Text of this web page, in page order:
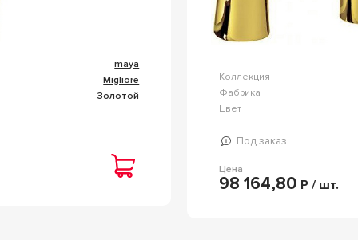
maya
Migliore
Золотой
Коллекция
Фабрика
Цвет
Под заказ
Цена
98 164,80 Р / шт.